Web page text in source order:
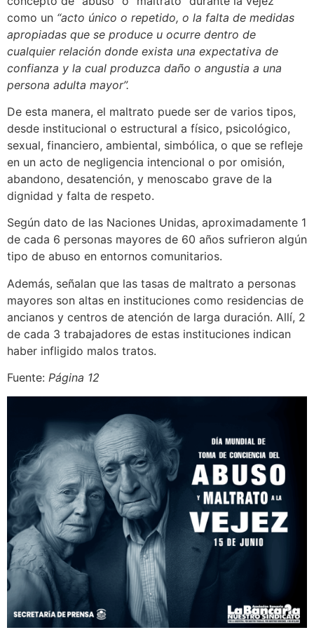
como un “acto único o repetido, o la falta de medidas
apropiadas que se produce u ocurre dentro de
cualquier relación donde exista una expectativa de
confianza y la cual produzca daño o angustia a una
persona adulta mayor”.
De esta manera, el maltrato puede ser de varios tipos,
desde institucional o estructural a físico, psicológico,
sexual, financiero, ambiental, simbólica, o que se refleje
en un acto de negligencia intencional o por omisión,
abandono, desatención, y menoscabo grave de la
dignidad y falta de respeto.
Según dato de las Naciones Unidas, aproximadamente 1
de cada 6 personas mayores de 60 años sufrieron algún
tipo de abuso en entornos comunitarios.
Además, señalan que las tasas de maltrato a personas
mayores son altas en instituciones como residencias de
ancianos y centros de atención de larga duración. Allí, 2
de cada 3 trabajadores de estas instituciones indican
haber infligido malos tratos.
Fuente: Página 12